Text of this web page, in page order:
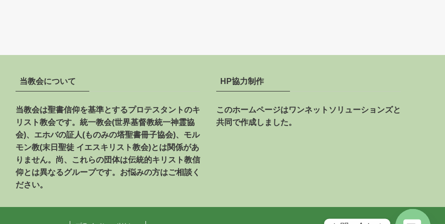
当教会について
当教会は聖書信仰を基準とするプロテスタントのキ
リスト教会です。 統一教会(世界基督教統一神霊協
会)、エホバの証人(ものみの塔聖書冊子協会)、モル
モン教(末日聖徒 イエスキリスト教会)とは関係があ
りません。 尚、これらの団体は伝統的キリスト教信
仰とは異なるグループです。お悩みの方はご相談く
ださい。
HP協力制作
このホームページはワンネットソリューションズと
共同で作成しました。